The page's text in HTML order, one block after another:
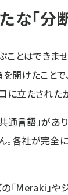
な「分
とはできま
を開けたこと
に立たされた
言語」があ
各社が完全に
「Meraki」や